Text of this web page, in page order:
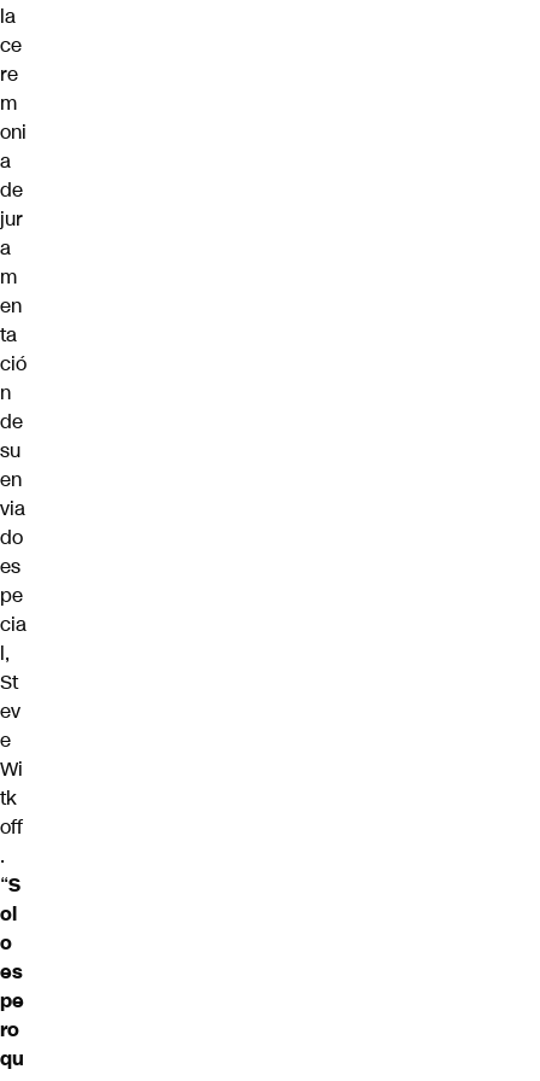
la
ce
re
m
oni
a
de
jur
a
m
en
ta
ció
n
de
su
en
via
do
es
pe
cia
l,
St
ev
e
Wi
tk
off
.
“S
ol
o
es
pe
ro
qu